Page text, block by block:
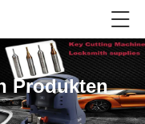
Produkten